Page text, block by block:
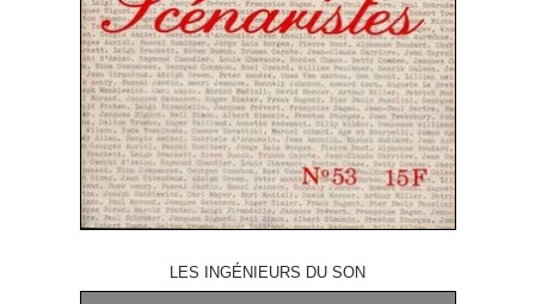
LES INGÉNIEURS DU SON